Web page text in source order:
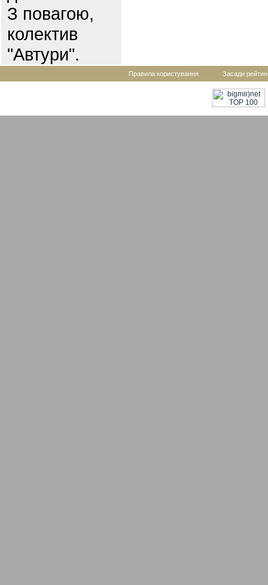
З повагою,
колектив
"Автури".
Правила користування Засади